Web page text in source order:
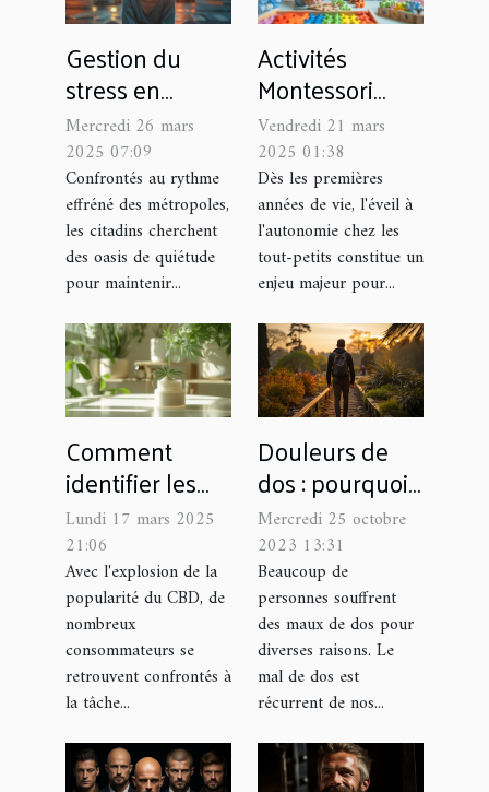
Gestion du
stress en
milieu urbain
techniques et
habitudes pour
une vie plus
sereine en ville
Mercredi 26 mars
2025 07:09
Confrontés au rythme
effréné des métropoles,
les citadins cherchent
des oasis de quiétude
pour maintenir...
Activités
Montessori
pour favoriser
l'autonomie
des tout-petits
Vendredi 21 mars
2025 01:38
Dès les premières
années de vie, l'éveil à
l'autonomie chez les
tout-petits constitue un
enjeu majeur pour...
Comment
identifier les
sites fiables
pour acheter
du CBD à bas
prix
Lundi 17 mars 2025
21:06
Avec l'explosion de la
popularité du CBD, de
nombreux
consommateurs se
retrouvent confrontés à
la tâche...
Douleurs de
dos : pourquoi
opter pour
l’ostéopathie ?
Mercredi 25 octobre
2023 13:31
Beaucoup de
personnes souffrent
des maux de dos pour
diverses raisons. Le
mal de dos est
récurrent de nos...